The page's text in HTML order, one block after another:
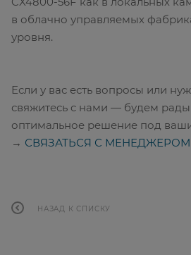
в облачно управляемых
уровня.
Если у вас есть вопросы или
свяжитесь с нами — будем
оптимальное решение под
→ СВЯЗАТЬСЯ С МЕНЕДЖЕРОМ
НАЗАД К СПИСКУ